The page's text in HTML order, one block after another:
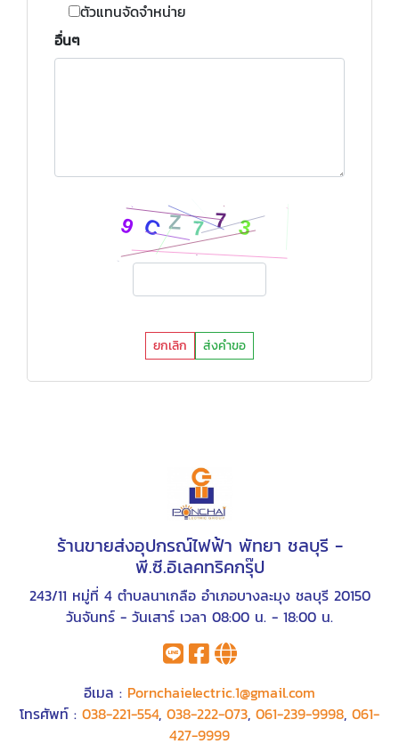
ตัวแทนจัดจำหน่าย
อื่นๆ
ยกเลิก ส่งคำขอ
ร้านขายส่งอุปกรณ์ไฟฟ้า พัทยา ชลบุรี -
พี.ซี.อิเลคทริคกรุ๊ป
243/11 หมู่ที่ 4 ตำบลนาเกลือ อำเภอบางละมุง ชลบุรี 20150
วันจันทร์ - วันเสาร์ เวลา 08:00 น. - 18:00 น.
อีเมล : Pornchaielectric.1@gmail.com
โทรศัพท์ : 038-221-554, 038-222-073, 061-239-9998, 061-
427-9999